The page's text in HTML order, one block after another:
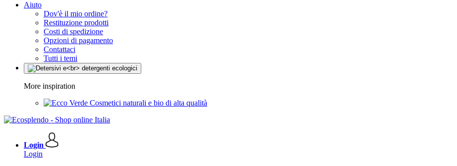
Aiuto
Dov'è il mio ordine?
Restituzione prodotti
Costi di spedizione
Opzioni di pagamento
Contattaci
Tutti i temi
More inspiration
Cosmetici naturali e bio di alta qualità
Login
Login